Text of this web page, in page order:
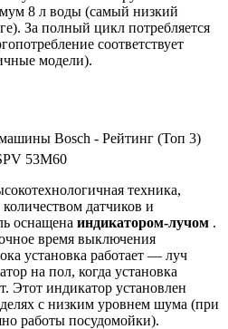
8 л воды (самый низкий
За полный цикл потребляется
соответствует
модели).
53M60
техника,
датчиков и
оснащена индикатором-лучом .
время выключения
установка работает — луч
на пол, когда установка
Этот индикатор установлен
с низким уровнем шума (при
работы посудомойки).